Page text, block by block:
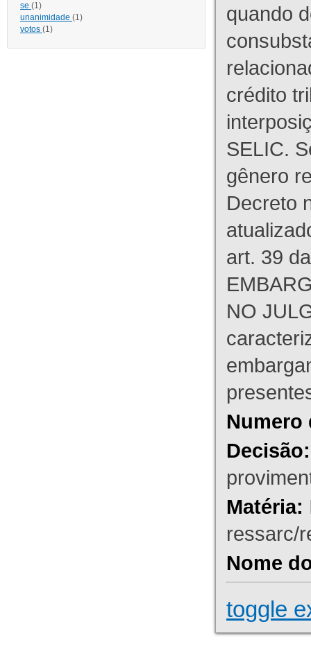
se (1)
unanimidade (1)
votos (1)
quando
crédito
SELIC.
gênero
Decreto
art. 39
NO
Numero
Decisão:
Matéria:
ressarc/
Nome
toggle